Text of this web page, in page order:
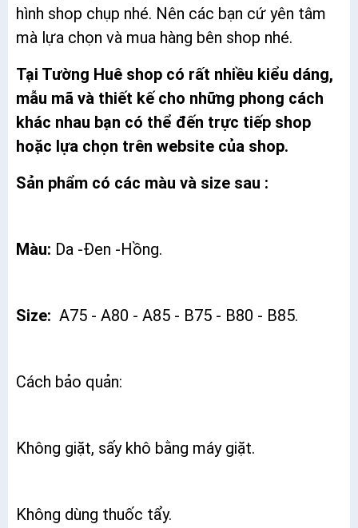
hình shop chụp nhé. Nên các bạn cứ yên tâm
mà lựa chọn và mua hàng bên shop nhé.
Tại Tường Huê shop có rất nhiều kiểu dáng,
mẫu mã và thiết kế cho những phong cách
khác nhau bạn có thể đến trực tiếp shop
hoặc lựa chọn trên website của shop.
Sản phẩm có các màu và size sau :
Màu: Da -Đen -Hồng.
Size: A75 - A80 - A85 - B75 - B80 - B85.
Cách bảo quản:
Không giặt, sấy khô bằng máy giặt.
Không dùng thuốc tẩy.